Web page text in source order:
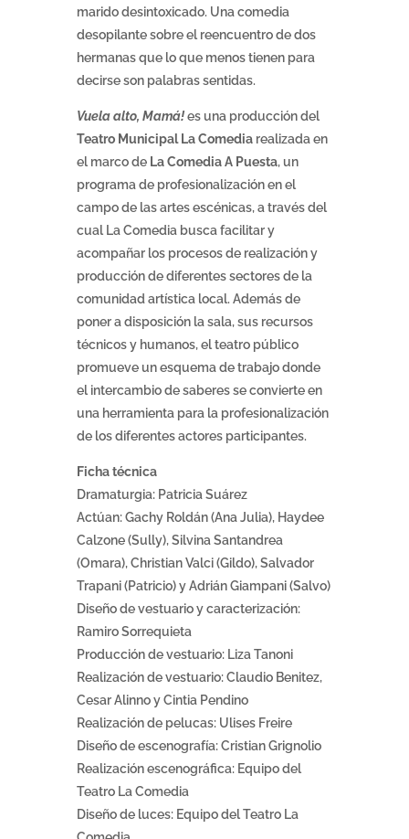
marido desintoxicado. Una comedia
desopilante sobre el reencuentro de dos
hermanas que lo que menos tienen para
decirse son palabras sentidas.
Vuela alto, Mamá!es una producción del
Teatro Municipal La Comedia realizada en
el marco de La Comedia A Puesta, un
programa de profesionalización en el
campo de las artes escénicas, a través del
cual La Comedia busca facilitar y
acompañar los procesos de realización y
producción de diferentes sectores de la
comunidad artística local. Además de
poner a disposición la sala, sus recursos
técnicos y humanos, el teatro público
promueve un esquema de trabajo donde
el intercambio de saberes se convierte en
una herramienta para la profesionalización
de los diferentes actores participantes.
Ficha técnica
Dramaturgia: Patricia Suárez
Actúan: Gachy Roldán (Ana Julia), Haydee
Calzone (Sully), Silvina Santandrea
(Omara), Christian Valci (Gildo), Salvador
Trapani (Patricio) y Adrián Giampani (Salvo)
Diseño de vestuario y caracterización:
Ramiro Sorrequieta
Producción de vestuario: Liza Tanoni
Realización de vestuario: Claudio Benitez,
Cesar Alinno y Cintia Pendino
Realización de pelucas: Ulises Freire
Diseño de escenografía: Cristian Grignolio
Realización escenográfica: Equipo del
Teatro La Comedia
Diseño de luces: Equipo del Teatro La